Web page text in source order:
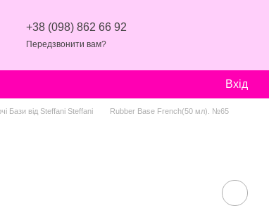
+38 (098) 862 66 92
Передзвонити вам?
Вхід
Бази від Steffani Steffani Rubber Base French(50 мл). №65